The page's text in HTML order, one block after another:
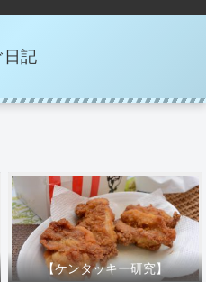
日記
【ケンタッキー研究】